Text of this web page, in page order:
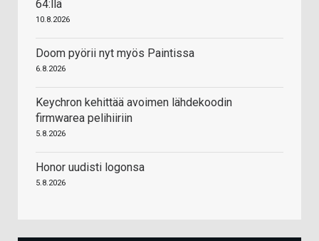
64:llä
10.8.2026
Doom pyörii nyt myös Paintissa
6.8.2026
Keychron kehittää avoimen lähdekoodin
firmwarea pelihiiriin
5.8.2026
Honor uudisti logonsa
5.8.2026